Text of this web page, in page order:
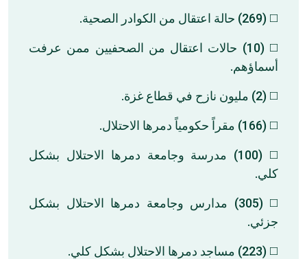
◻️ (269) حالة اعتقال من الكوادر الصحية.
◻️ (10) حالات اعتقال من الصحفيين ممن عرفت
أسماؤهم.
◻️ (2) مليون نازح في قطاع غزة.
◻️ (166) مقراً حكومياً دمرها الاحتلال.
◻️ (100) مدرسة وجامعة دمرها الاحتلال بشكل
كلي.
◻️ (305) مدارس وجامعة دمرها الاحتلال بشكل
جزئي.
◻️ (223) مساجد دمرها الاحتلال بشكل كلي.